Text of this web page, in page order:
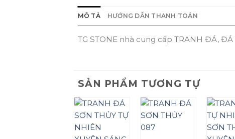
MÔ TẢ HƯỚNG DẪN THANH TOÁN
TG STONE nhà cung cấp TRANH ĐÁ,
SẢN PHẨM TƯƠNG TỰ